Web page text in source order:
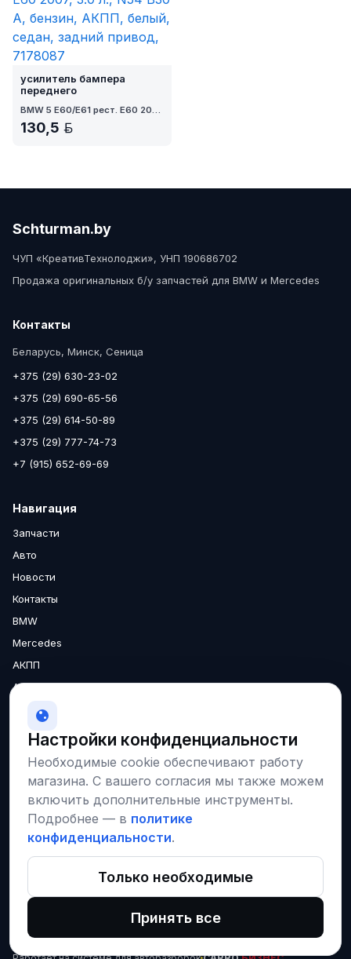
усилитель бампера
переднего
BMW 5 E60/E61 рест. E60 2007
130,5
Schturman.by
ЧУП «КреативТехнолоджи», УНП 190686702
Продажа оригинальных б/у запчастей для BMW и Mercedes
Контакты
Беларусь, Минск, Сеница
+375 (29) 630-23-02
+375 (29) 690-65-56
+375 (29) 614-50-89
+375 (29) 777-74-73
+7 (915) 652-69-69
Навигация
Запчасти
Авто
Новости
Контакты
BMW
Mercedes
АКПП
Аксессуары
Двигатели
МКПП
Гарантия
Соцсети и площадки
© 2026 · ЧУП «КреативТехнолоджи», УНП 190686702
Настройки конфиденциальности
Необходимые cookie обеспечивают работу
магазина. С вашего согласия мы также можем
включить дополнительные инструменты.
Подробнее — в политике
конфиденциальности.
Только необходимые
Принять все